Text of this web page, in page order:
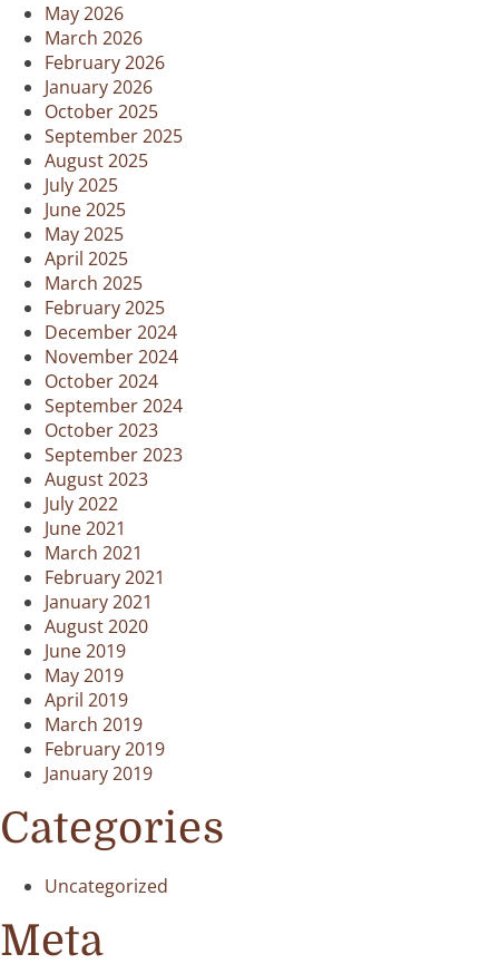
May 2026
March 2026
February 2026
January 2026
October 2025
September 2025
August 2025
July 2025
June 2025
May 2025
April 2025
March 2025
February 2025
December 2024
November 2024
October 2024
September 2024
October 2023
September 2023
August 2023
July 2022
June 2021
March 2021
February 2021
January 2021
August 2020
June 2019
May 2019
April 2019
March 2019
February 2019
January 2019
Categories
Uncategorized
Meta